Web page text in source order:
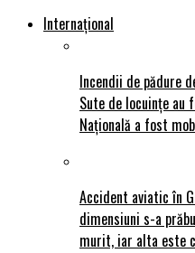
Internațional
Incendii de pădure
Sute de locuințe au
Națională a fost
Accident aviatic în
dimensiuni s-a
murit, iar alta este